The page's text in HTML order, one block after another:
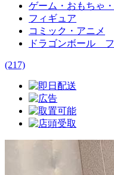
ゲーム・おもちゃ
フィギュア
コミック・アニメ
ドラゴンボール フ
(217)